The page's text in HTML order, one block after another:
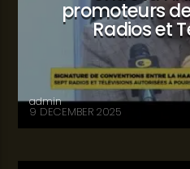
promoteurs
Radios et
admin
9 DECEMBER 2025